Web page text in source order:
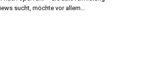
sucht, möchte vor allem…